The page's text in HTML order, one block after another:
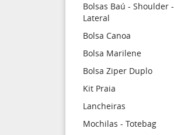
Bolsas Baú - Shoulder -
Lateral
Bolsa Canoa
Bolsa Marilene
Bolsa Ziper Duplo
Kit Praia
Lancheiras
Mochilas - Totebag